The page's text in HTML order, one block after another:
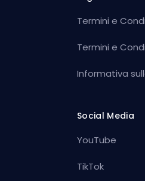
Termini e
Termini e
Informativa
Social Media
YouTube
TikTok